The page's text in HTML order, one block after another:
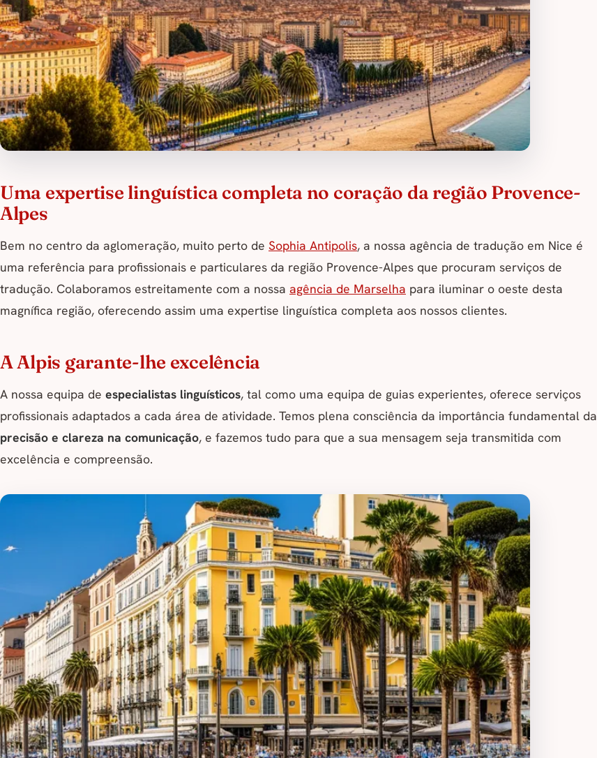
Uma expertise linguística completa no coração da região Provence-
Alpes
Bem no centro da aglomeração, muito perto de Sophia Antipolis, a nossa agência de tradução em Nice é
uma referência para profissionais e particulares da região Provence-Alpes que procuram serviços de
tradução. Colaboramos estreitamente com a nossa agência de Marselha para iluminar o oeste desta
magnífica região, oferecendo assim uma expertise linguística completa aos nossos clientes.
A Alpis garante-lhe excelência
A nossa equipa de especialistas linguísticos, tal como uma equipa de guias experientes, oferece serviços
profissionais adaptados a cada área de atividade. Temos plena consciência da importância fundamental da
precisão e clareza na comunicação, e fazemos tudo para que a sua mensagem seja transmitida com
excelência e compreensão.